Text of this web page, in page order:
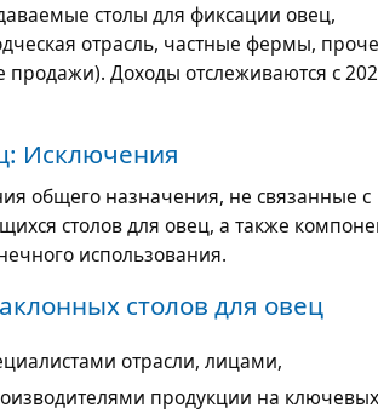
столы для фиксации овец,
отрасль, частные фермы,
Доходы отслеживаются с
Исключения
общего назначения, не связанные с
столов для овец, а также
использования.
столов для овец
отрасли, лицами,
продукции на ключевых